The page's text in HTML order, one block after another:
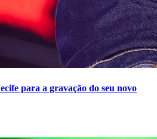
para a gravação do seu novo